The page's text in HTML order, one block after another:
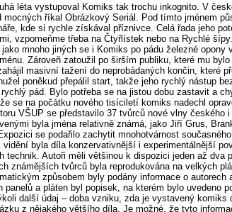
léta vystupoval Komiks tak trochu inkognito. V
mocných říkal Obrázkový Seriál. Pod tímto jménem
kde si rychle získával příznivce. Celá řada jeho
vzpomeňme třeba na Čtyřlístek nebo na Rychlé šípy.
jako mnoho jiných se i Komiks po pádu železné opony
Zároveň zatoužil po širším publiku, které mu
masivní tažení do neprobádaných končin, které
poněkud přepálil start, takže jeho rychlý nástup
pád. Bylo potřeba se na jistou dobu zastavit a
se na počátku nového tisíciletí komiks nadechl
VŠUP se představilo 37 tvůrců nové vlny českého
byla jména relativně známá, jako Jiří Grus,
se podařilo zachytit mnohotvárnost
byla díla konzervativnější i experimentálnější
technik. Autoři měli většinou k dispozici jeden až dva
známějších tvůrců byla reprodukována na velkých
způsobem byly podány informace o
panelů a pláten byl popisek, na kterém bylo uvedeno
další údaj – doba vzniku, zda je vystavený komiks
z nějakého většího díla. Je možné, že tyto